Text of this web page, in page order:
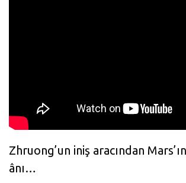
Zhruong’un iniş aracından
ânı…